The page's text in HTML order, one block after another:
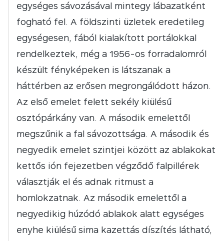
egységes sávozásával mintegy lábazatként
fogható fel. A földszinti üzletek eredetileg
egységesen, fából kialakított portálokkal
rendelkeztek, még a 1956-os forradalomról
készült fényképeken is látszanak a
háttérben az erősen megrongálódott házon.
Az első emelet felett sekély kiülésű
osztópárkány van. A második emelettől
megszűnik a fal sávozottsága. A második és
negyedik emelet szintjei között az ablakokat
kettős ión fejezetben végződő falpillérek
választják el és adnak ritmust a
homlokzatnak. Az második emelettől a
negyedikig húzódó ablakok alatt egységes
enyhe kiülésű sima kazettás díszítés látható,